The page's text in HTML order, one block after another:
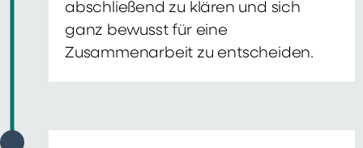
abschließend zu klären und sich
ganz bewusst für eine
Zusammenarbeit zu entscheiden.